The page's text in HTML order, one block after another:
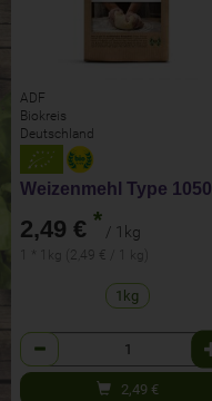
ADF
Biokreis
Deutschland
Weizenmehl Type 1050
2,49 € * / 1kg
1 * 1kg (2,49 € / 1 kg)
1kg
Anzahl
2,49 €